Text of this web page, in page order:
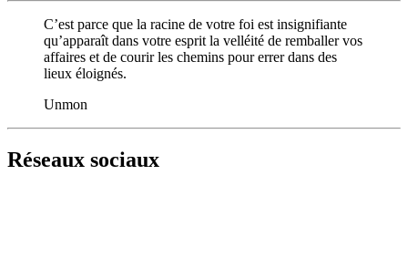
C’est parce que la racine de votre foi est insignifiante
qu’apparaît dans votre esprit la velléité de remballer vos
affaires et de courir les chemins pour errer dans des
lieux éloignés.
Unmon
Réseaux sociaux